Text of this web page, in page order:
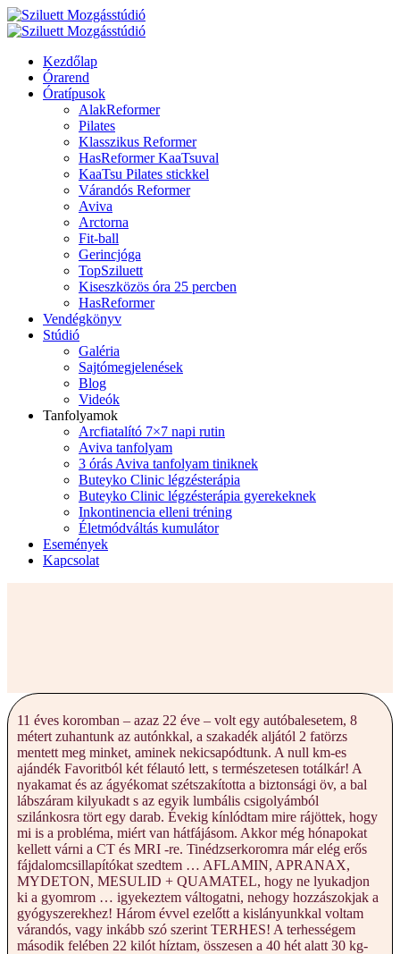
Kezdőlap
Órarend
Óratípusok
AlakReformer
Pilates
Klasszikus Reformer
HasReformer KaaTsuval
KaaTsu Pilates stickkel
Várandós Reformer
Aviva
Arctorna
Fit-ball
Gerincjóga
TopSziluett
Kiseszközös óra 25 percben
HasReformer
Vendégkönyv
Stúdió
Galéria
Sajtómegjelenések
Blog
Videók
Tanfolyamok
Arcfiatalító 7×7 napi rutin
Aviva tanfolyam
3 órás Aviva tanfolyam tiniknek
Buteyko Clinic légzésterápia
Buteyko Clinic légzésterápia gyerekeknek
Inkontinencia elleni tréning
Életmódváltás kumulátor
Események
Kapcsolat
11 éves koromban – azaz 22 éve – volt egy autóbalesetem, 8
métert zuhantunk az autónkkal, a szakadék aljától 2 fatörzs
mentett meg minket, aminek nekicsapódtunk. A null km-es
ajándék Favoritból két félautó lett, s természetesen totálkár! A
nyakamat és az ágyékomat szétszakította a biztonsági öv, a bal
lábszáram kilyukadt s az egyik lumbális csigolyámból
szilánkosra tört egy darab. Évekig kínlódtam mire rájöttek, hogy
mi is a probléma, miért van hátfájásom. Akkor még hónapokat
kellett várni a CT és MRI -re. Tinédzserkoromra már elég erős
fájdalomcsillapítókat szedtem … AFLAMIN, APRANAX,
MYDETON, MESULID + QUAMATEL, hogy ne lyukadjon
ki a gyomrom … igyekeztem váltogatni, nehogy hozzászokjak a
gyógyszerekhez! Három évvel ezelőtt a kislányunkkal voltam
várandós, vagy inkább szó szerint TERHES! A terhességem
második felében 22 kilót híztam, összesen a 40 hét alatt 30 kg-